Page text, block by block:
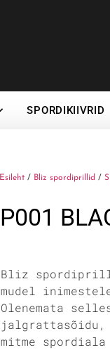
SPORDIKIIVRID
Esileht / Bliz spordiprillid /
P001
Bliz
mudel
Olenemata
jalgrattasõidu,
mitme